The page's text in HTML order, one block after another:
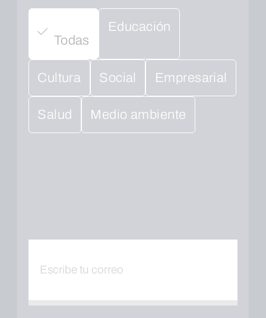
Todas
Educación
Cultura Social Empresarial
Salud Medio ambiente